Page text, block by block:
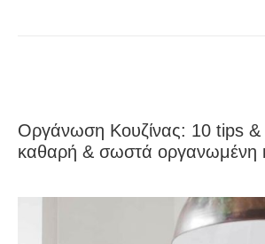
Οργάνωση Κουζίνας: 10 tips &
καθαρή & σωστά οργανωμένη